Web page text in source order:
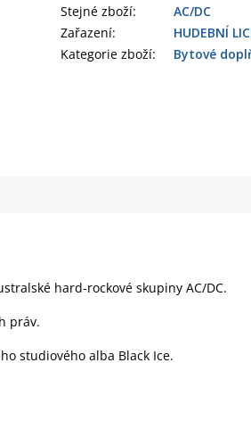
Stejné zboží:
AC/DC
Zařazení:
HUDEBNÍ
Kategorie zboží: Bytové
hard-rockové skupiny AC/DC.
práv.
studiového alba Black Ice.